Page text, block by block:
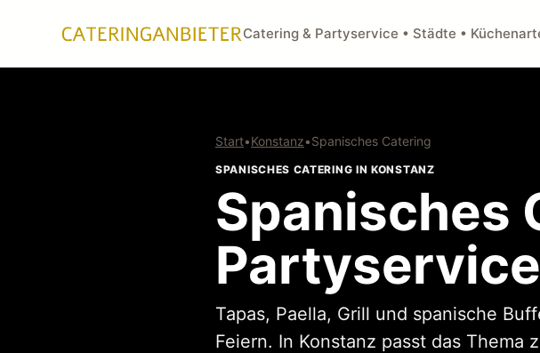
Catering & Partyservice • Städte •
Start•Konstanz•Spanisches Catering
SPANISCHES CATERING IN KONSTANZ
Spanisches
Tapas, Paella, Grill und spanische
Feiern. In Konstanz passt das Thema